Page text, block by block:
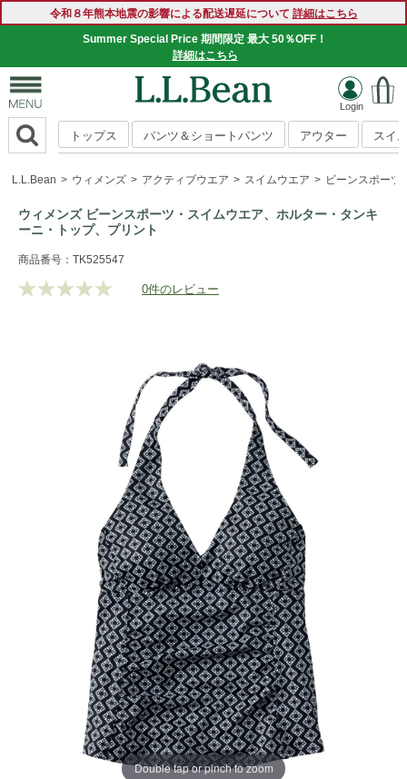
令和８年熊本地震の影響による配送遅延について 詳細はこちら
Summer Special Price 期間限定 最大 50％OFF！
詳細はこちら
トップス パンツ＆ショートパンツ アウター スイ
L.L.Bean ウィメンズ アクティブウエア スイムウエア ビーンスポーツ
ウィメンズ ビーンスポーツ・スイムウエア、ホルター・タンキ
ーニ・トップ、プリント
https://www.llbean.co.jp/womens/activewear/swimwear/g/
商品番号：TK525547
評
じ
ジ
の
リ
ン
ク。
0件のレビュー
Double tap or pinch to zoom